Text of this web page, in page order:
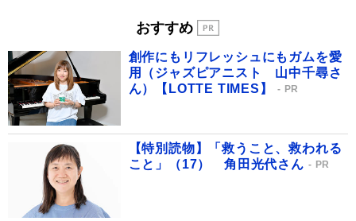
おすすめ
創作にもリフレッシュにもガムを愛
用（ジャズピアニスト 山中千尋さ
ん）【LOTTE TIMES】
PR
【特別読物】「救うこと、救われる
こと」（17） 角田光代さん
PR